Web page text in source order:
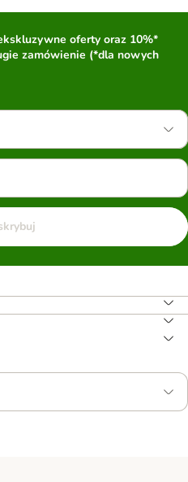
oferty oraz 10%*
zamówienie (*dla nowych